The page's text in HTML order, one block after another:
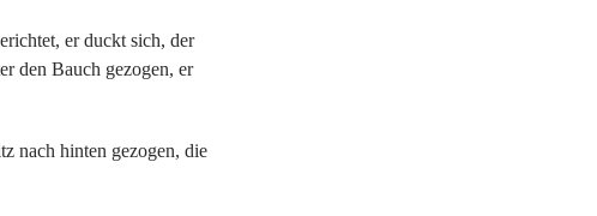
er duckt sich, der
den Bauch gezogen, er
nach hinten gezogen, die